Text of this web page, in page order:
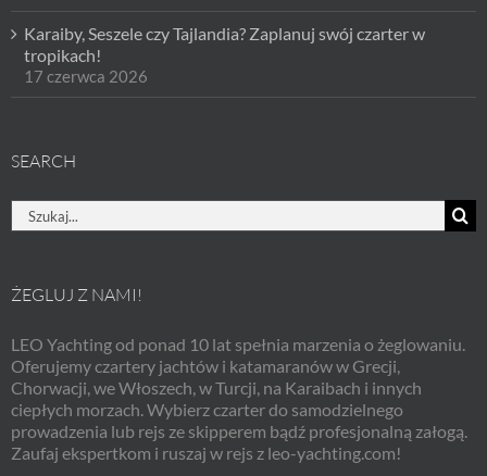
Karaiby, Seszele czy Tajlandia? Zaplanuj swój czarter w
tropikach!
17 czerwca 2026
SEARCH
Szukaj
ŻEGLUJ Z NAMI!
LEO Yachting od ponad 10 lat spełnia marzenia o żeglowaniu.
Oferujemy czartery jachtów i katamaranów w Grecji,
Chorwacji, we Włoszech, w Turcji, na Karaibach i innych
ciepłych morzach. Wybierz czarter do samodzielnego
prowadzenia lub rejs ze skipperem bądź profesjonalną załogą.
Zaufaj ekspertkom i ruszaj w rejs z leo-yachting.com!